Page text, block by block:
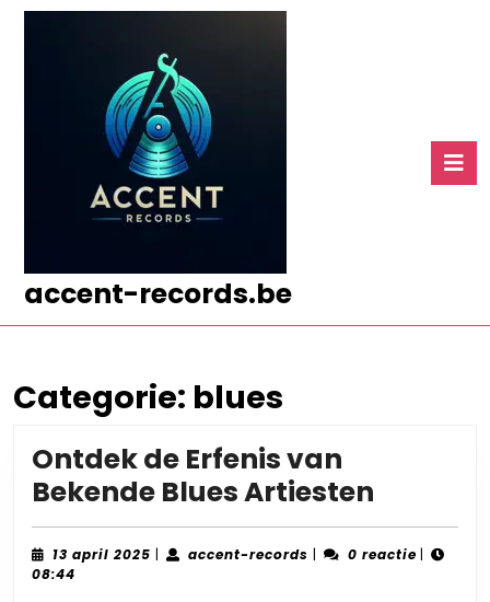
accent-records.be
Categorie: blues
Ontdek de Erfenis van
Bekende Blues Artiesten
de
Erfenis
13 april 2025 13| accent-records accent-
| 0 reactie |
08:44